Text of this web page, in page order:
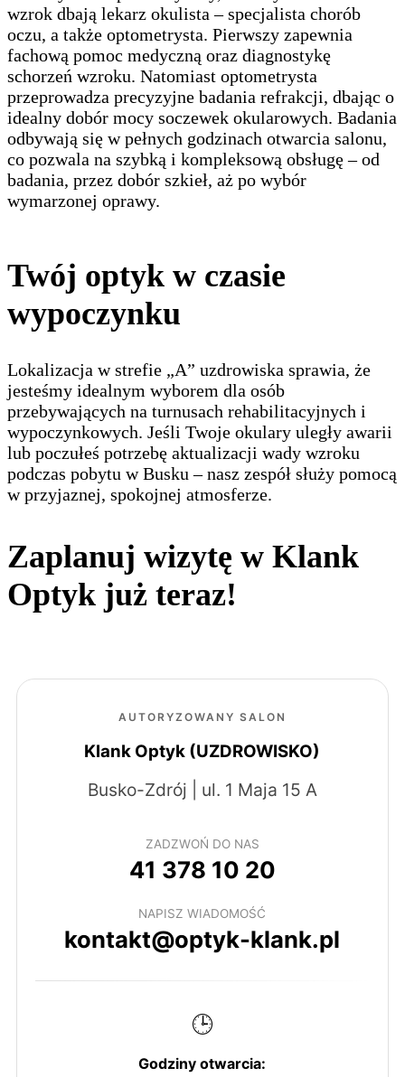
wzrok dbają lekarz okulista – specjalista chorób
oczu, a także optometrysta. Pierwszy zapewnia
fachową pomoc medyczną oraz diagnostykę
schorzeń wzroku. Natomiast optometrysta
przeprowadza precyzyjne badania refrakcji, dbając o
idealny dobór mocy soczewek okularowych. Badania
odbywają się w pełnych godzinach otwarcia salonu,
co pozwala na szybką i kompleksową obsługę – od
badania, przez dobór szkieł, aż po wybór
wymarzonej oprawy.
Twój optyk w czasie
wypoczynku
Lokalizacja w strefie „A” uzdrowiska sprawia, że
jesteśmy idealnym wyborem dla osób
przebywających na turnusach rehabilitacyjnych i
wypoczynkowych. Jeśli Twoje okulary uległy awarii
lub poczułeś potrzebę aktualizacji wady wzroku
podczas pobytu w Busku – nasz zespół służy pomocą
w przyjaznej, spokojnej atmosferze.
Zaplanuj wizytę w Klank
Optyk już teraz!
AUTORYZOWANY SALON
Klank Optyk (UZDROWISKO)
Busko-Zdrój | ul. 1 Maja 15 A
ZADZWOŃ DO NAS
41 378 10 20
NAPISZ WIADOMOŚĆ
kontakt@optyk-klank.pl
🕒
Godziny otwarcia: